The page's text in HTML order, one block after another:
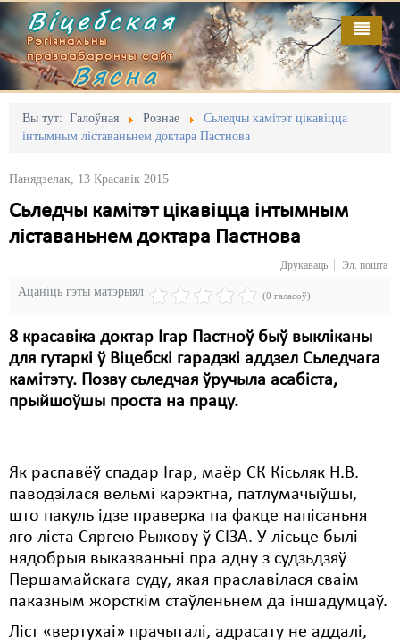
Віцебская
Рэгіянальны
праваабарончы сайт
Вясна
Вы тут: Галоўная Рознае
Сьледчы камітэт цікавіцца
інтымным ліставаньнем доктара Пастнова
Панядзелак, 13 Красавік 2015
Сьледчы камітэт цікавіцца інтымным
ліставаньнем доктара Пастнова
Друкаваць Эл. пошта
Ацаніць гэты матэрыял (0 галасоў)
8 красавіка доктар Ігар Пастноў быў выкліканы
для гутаркі ў Віцебскі гарадзкі аддзел Сьледчага
камітэту. Позву сьледчая ўручыла асабіста,
прыйшоўшы проста на працу.
Як распавёў спадар Ігар, маёр СК Кісьляк Н.В.
паводзілася вельмі карэктна, патлумачыўшы,
што пакуль ідзе праверка па факце напісаньня
яго ліста Сяргею Рыжову ў СІЗА. У лісьце былі
нядобрыя выказваньні пра адну з судзьдзяў
Першамайскага суду, якая праславілася сваім
паказным жорсткім стаўленьнем да іншадумцаў.
Ліст «вертухаі» прачыталі, адрасату не аддалі,
Галоўная
Адміністрацыйны перасьлед
Безбар'ернае асяродзьдзе
Выбары
Дзяржава
Дыскрымінацыя
Затрыманьні
Карная псыхіятрыя
Культурныя правы
Мігранты
Мірныя сходы
Выданьні
Кантакт